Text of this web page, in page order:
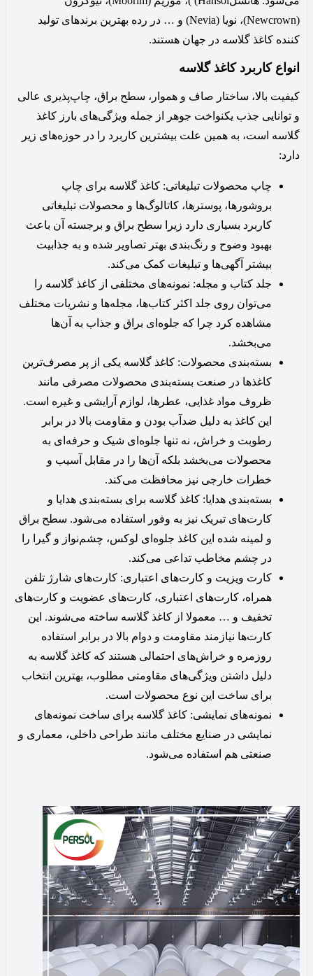
(Newcrown)، نویا (Nevia) و … در رده بهترین برندهای تولید
کننده کاغذ گلاسه در جهان هستند.
انواع کاربرد کاغذ گلاسه
کیفیت بالا، ساختار صاف و هموار، سطح براق، چاپ‌پذیری عالی
و توانایی جذب یکنواخت جوهر از جمله ویژگی‌های بارز کاغذ
گلاسه است، به همین علت بیشترین کاربرد را در حوزه‌های زیر
دارد:
چاپ محصولات تبلیغاتی: کاغذ گلاسه برای چاپ
بروشورها، پوسترها، کاتالوگ‌ها و محصولات تبلیغاتی
کاربرد بسیاری دارد زیرا سطح براق و برجسته آن باعث
بهبود وضوح و رنگ‌بندی بهتر تصاویر شده و به جذابیت
بیشتر آگهی‌ها و تبلیغات کمک می‌کند.
جلد کتاب و مجله: نمونه‌های مختلفی از کاغذ گلاسه را
می‌توان روی جلد اکثر کتاب‌ها، مجله‌ها و نشریات مختلف
مشاهده کرد چرا که جلوه‌ای براق و جذاب به آن‌ها
می‌بخشد.
بسته‌بندی محصولات: کاغذ گلاسه یکی از پر مصرف‌ترین
کاغذها در صنعت بسته‌بندی محصولات مصرفی مانند
ظروف مواد غذایی، عطرها، لوازم آرایشی و غیره است.
این کاغذ به دلیل ضدآب بودن و مقاومت بالا در برابر
رطوبت و خراش، نه تنها جلوه‌ای شیک و حرفه‌ای به
محصولات می‌بخشد بلکه آن‌ها را در مقابل آسیب‌ و
خطرات خارجی نیز محافظت می‌کند.
بسته‌بندی هدایا: کاغذ گلاسه برای بسته‌بندی هدایا و
کارت‌های تبریک نیز به وفور استفاده می‌شود. سطح براق
و لمینه شده این کاغذ جلوه‌ای لوکس، چشم‌نواز و گیرا را
در چشم مخاطب تداعی می‌کند.
کارت ویزیت و کارت‌های اعتباری: کارت‌های شارژ تلفن
همراه، کارت‌های اعتباری، کارت‌های عضویت و کارت‌های
تخفیف و … معمولا از کاغذ گلاسه ساخته می‌شوند. این
کارت‌ها نیازمند مقاومت و دوام بالا در برابر استفاده
روزمره و خراش‌های احتمالی هستند که کاغذ گلاسه به
دلیل داشتن ویژگی‌های مقاومتی مطلوب، بهترین انتخاب
برای ساخت این نوع محصولات است.
نمونه‌های نمایشی: کاغذ گلاسه برای ساخت نمونه‌های
نمایشی در صنایع مختلف مانند طراحی داخلی، معماری و
صنعتی هم استفاده می‌شود.